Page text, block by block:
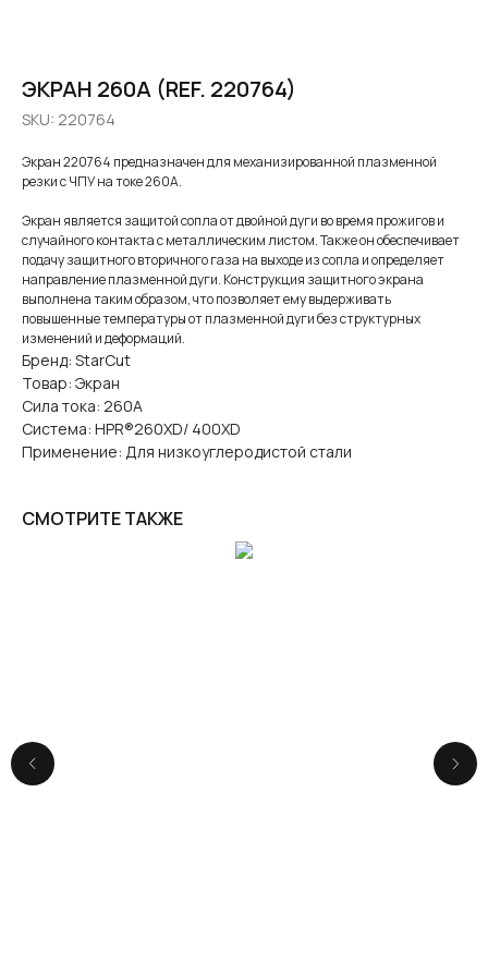
ЭКРАН 260A (REF. 220764)
SKU: 220764
Экран 220764 предназначен для механизированной плазменной
резки с ЧПУ на токе 260А.
Экран является защитой сопла от двойной дуги во время прожигов и
случайного контакта с металлическим листом. Также он обеспечивает
подачу защитного вторичного газа на выходе из сопла и определяет
направление плазменной дуги. Конструкция защитного экрана
выполнена таким образом, что позволяет ему выдерживать
повышенные температуры от плазменной дуги без структурных
изменений и деформаций.
Бренд: StarCut
Товар: Экран
Сила тока: 260А
Система: HPR®260XD/ 400XD
Применение: Для низкоуглеродистой стали
СМОТРИТЕ ТАКЖЕ